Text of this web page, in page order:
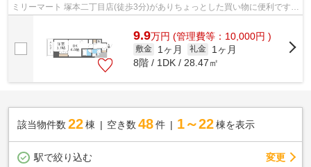
ミリーマート 塚本二丁目店(徒歩3分)がありちょっとした買い物に便利です。
9.9万円 (管理費等：10,000円 )
敷金 1ヶ月 礼金
1ヶ月
8階 / 1DK / 28.47㎡
該当物件数 22棟 空き数 48 件 1～22 棟を表示
駅で絞り込む 変更